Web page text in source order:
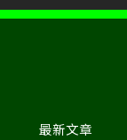
最新文章